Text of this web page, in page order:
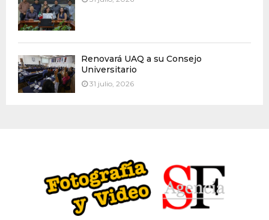
Renovará UAQ a su Consejo
Universitario
31 julio, 2026